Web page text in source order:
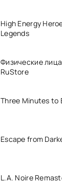
High Energy
Legends
Физические
RuStore
Three Minutes to
Escape from
L.A. Noire